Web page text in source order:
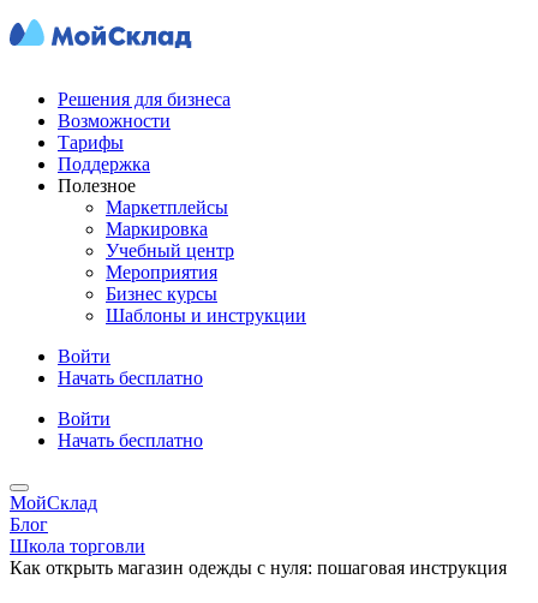
Решения для бизнеса
Возможности
Тарифы
Поддержка
Полезное
Маркетплейсы
Маркировка
Учебный центр
Мероприятия
Бизнес курсы
Шаблоны и инструкции
Войти
Начать бесплатно
Войти
Начать бесплатно
МойСклад
Блог
Школа торговли
Как открыть магазин одежды с нуля: пошаговая инструкция